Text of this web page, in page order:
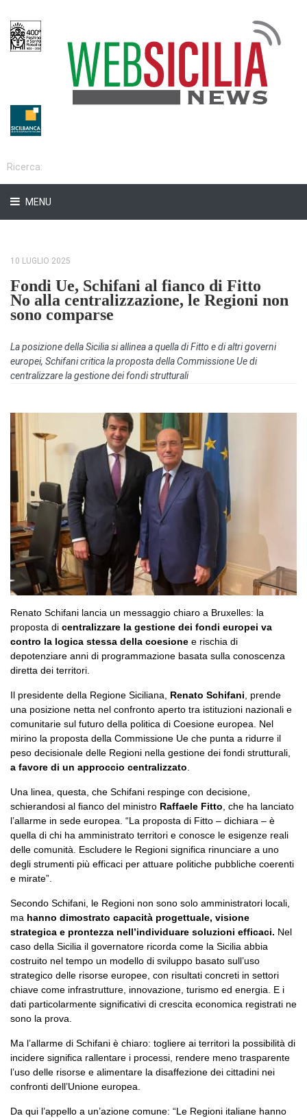
MENU
10 LUGLIO 2025
Fondi Ue, Schifani al fianco di Fitto
No alla centralizzazione, le Regioni non
sono comparse
La posizione della Sicilia si allinea a quella di Fitto e di altri governi
europei, Schifani critica la proposta della Commissione Ue di
centralizzare la gestione dei fondi strutturali
Renato Schifani lancia un messaggio chiaro a Bruxelles: la
proposta di centralizzare la gestione dei fondi europei va
contro la logica stessa della coesione e rischia di
depotenziare anni di programmazione basata sulla conoscenza
diretta dei territori.
Il presidente della Regione Siciliana, Renato Schifani, prende
una posizione netta nel confronto aperto tra istituzioni nazionali e
comunitarie sul futuro della politica di Coesione europea. Nel
mirino la proposta della Commissione Ue che punta a ridurre il
peso decisionale delle Regioni nella gestione dei fondi strutturali,
a favore di un approccio centralizzato.
Una linea, questa, che Schifani respinge con decisione,
schierandosi al fianco del ministro Raffaele Fitto, che ha lanciato
l’allarme in sede europea. “La proposta di Fitto – dichiara – è
quella di chi ha amministrato territori e conosce le esigenze reali
delle comunità. Escludere le Regioni significa rinunciare a uno
degli strumenti più efficaci per attuare politiche pubbliche coerenti
e mirate”.
Secondo Schifani, le Regioni non sono solo amministratori locali,
ma hanno dimostrato capacità progettuale, visione
strategica e prontezza nell’individuare soluzioni efficaci. Nel
caso della Sicilia il governatore ricorda come la Sicilia abbia
costruito nel tempo un modello di sviluppo basato sull’uso
strategico delle risorse europee, con risultati concreti in settori
chiave come infrastrutture, innovazione, turismo ed energia. E i
dati particolarmente significativi di crescita economica registrati ne
sono la prova.
Ma l’allarme di Schifani è chiaro: togliere ai territori la possibilità di
incidere significa rallentare i processi, rendere meno trasparente
l’uso delle risorse e alimentare la disaffezione dei cittadini nei
confronti dell’Unione europea.
Da qui l’appello a un’azione comune: “Le Regioni italiane hanno